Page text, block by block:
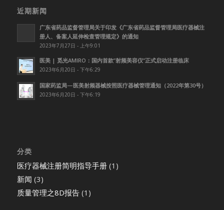
近期新闻
广东省药品监督管理局关于印发《广东省药品监督管理局医疗器械注
册人、备案人延伸检查管理规定》的通知
2023年7月27日 - 上午9:01
医美 | 觅光AMIRO：国内首款”射频美容仪”正式启动注册临床
2023年6月20日 - 下午6:29
国家药监局—医美射频器械按照医疗器械管理通知（2022年第30号）
2023年6月20日 - 下午6:19
分类
医疗器械注册简明指导手册(1)
新闻 (3)
质量管理之8D报告(1)